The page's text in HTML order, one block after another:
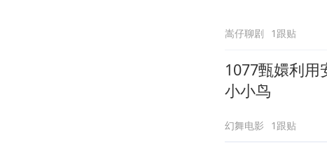
嵩仔聊剧 1跟贴
1077甄嬛利用
小小鸟
幻舞电影 1跟贴